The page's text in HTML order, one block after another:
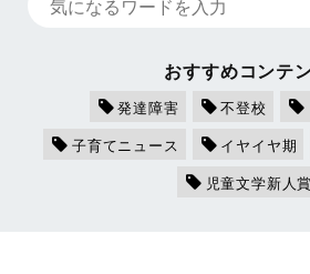
おすすめコンテ
発達障害 不登校
子育てニュース
イヤイヤ期
児童文学新人賞